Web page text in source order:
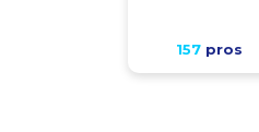
157pros